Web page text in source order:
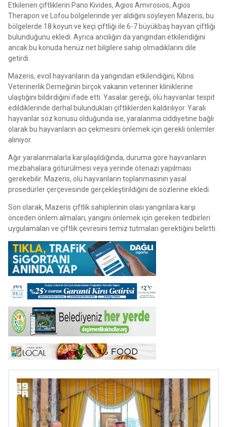
Etkilenen çiftliklerin Pano Kivides, Agios Amvrosios, Agios
Therapon ve Lofou bölgelerinde yer aldığını söyleyen Mazeris, bu
bölgelerde 18 koyun ve keçi çiftliği ile 6-7 büyükbaş hayvan çiftliği
bulunduğunu ekledi. Ayrıca arıcılığın da yangından etkilendiğini
ancak bu konuda henüz net bilgilere sahip olmadıklarını dile
getirdi.
Mazeris, evcil hayvanların da yangından etkilendiğini, Kıbrıs
Veterinerlik Derneğinin birçok vakanın veteriner kliniklerine
ulaştığını bildirdiğini ifade etti. Yasalar gereği, ölü hayvanlar tespit
edildiklerinde derhal bulundukları çiftliklerden kaldırılıyor. Yaralı
hayvanlar söz konusu olduğunda ise, yaralanma ciddiyetine bağlı
olarak bu hayvanların acı çekmesini önlemek için gerekli önlemler
alınıyor.
Ağır yaralanmalarla karşılaşıldığında, duruma göre hayvanların
mezbahalara götürülmesi veya yerinde ötenazi yapılması
gerekebilir. Mazeris, ölü hayvanların toplanmasının yasal
prosedürler çerçevesinde gerçekleştirildiğini de sözlerine ekledi.
Son olarak, Mazeris çiftlik sahiplerinin olası yangınlara karşı
önceden önlem almaları, yangını önlemek için gereken tedbirleri
uygulamaları ve çiftlik çevresini temiz tutmaları gerektiğini belirtti.